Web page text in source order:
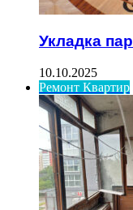
Укладка
10.10.2025
Ремонт Квартир